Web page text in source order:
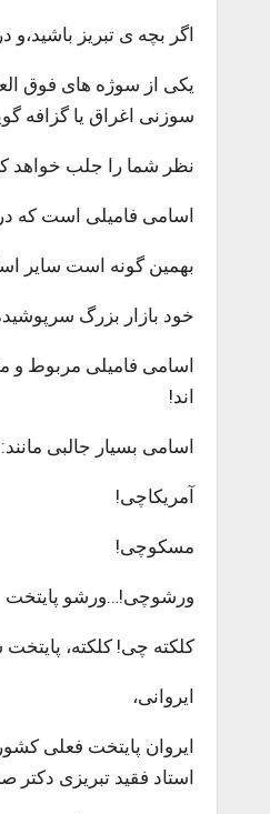
اگر بچه ی تبریز
یکی از سوژه های فوق
سوزنی اغراق یا گزافه
نظر شما را جلب خواهد
اسامی فامیلی است که در
بهمین گونه است سایر
خود بازار بزرگ‌
اسامی فامیلی مربوط و
اند!
اسامی بسیار جالبی مانند:
آمریکاچی!
مسکوچی!
ورشوچی!…ورشو پایتخت
کلکته چی! کلکته،
ایروانی،
ایروان پایتخت فعلی
استاد فقید تبریزی دکتر